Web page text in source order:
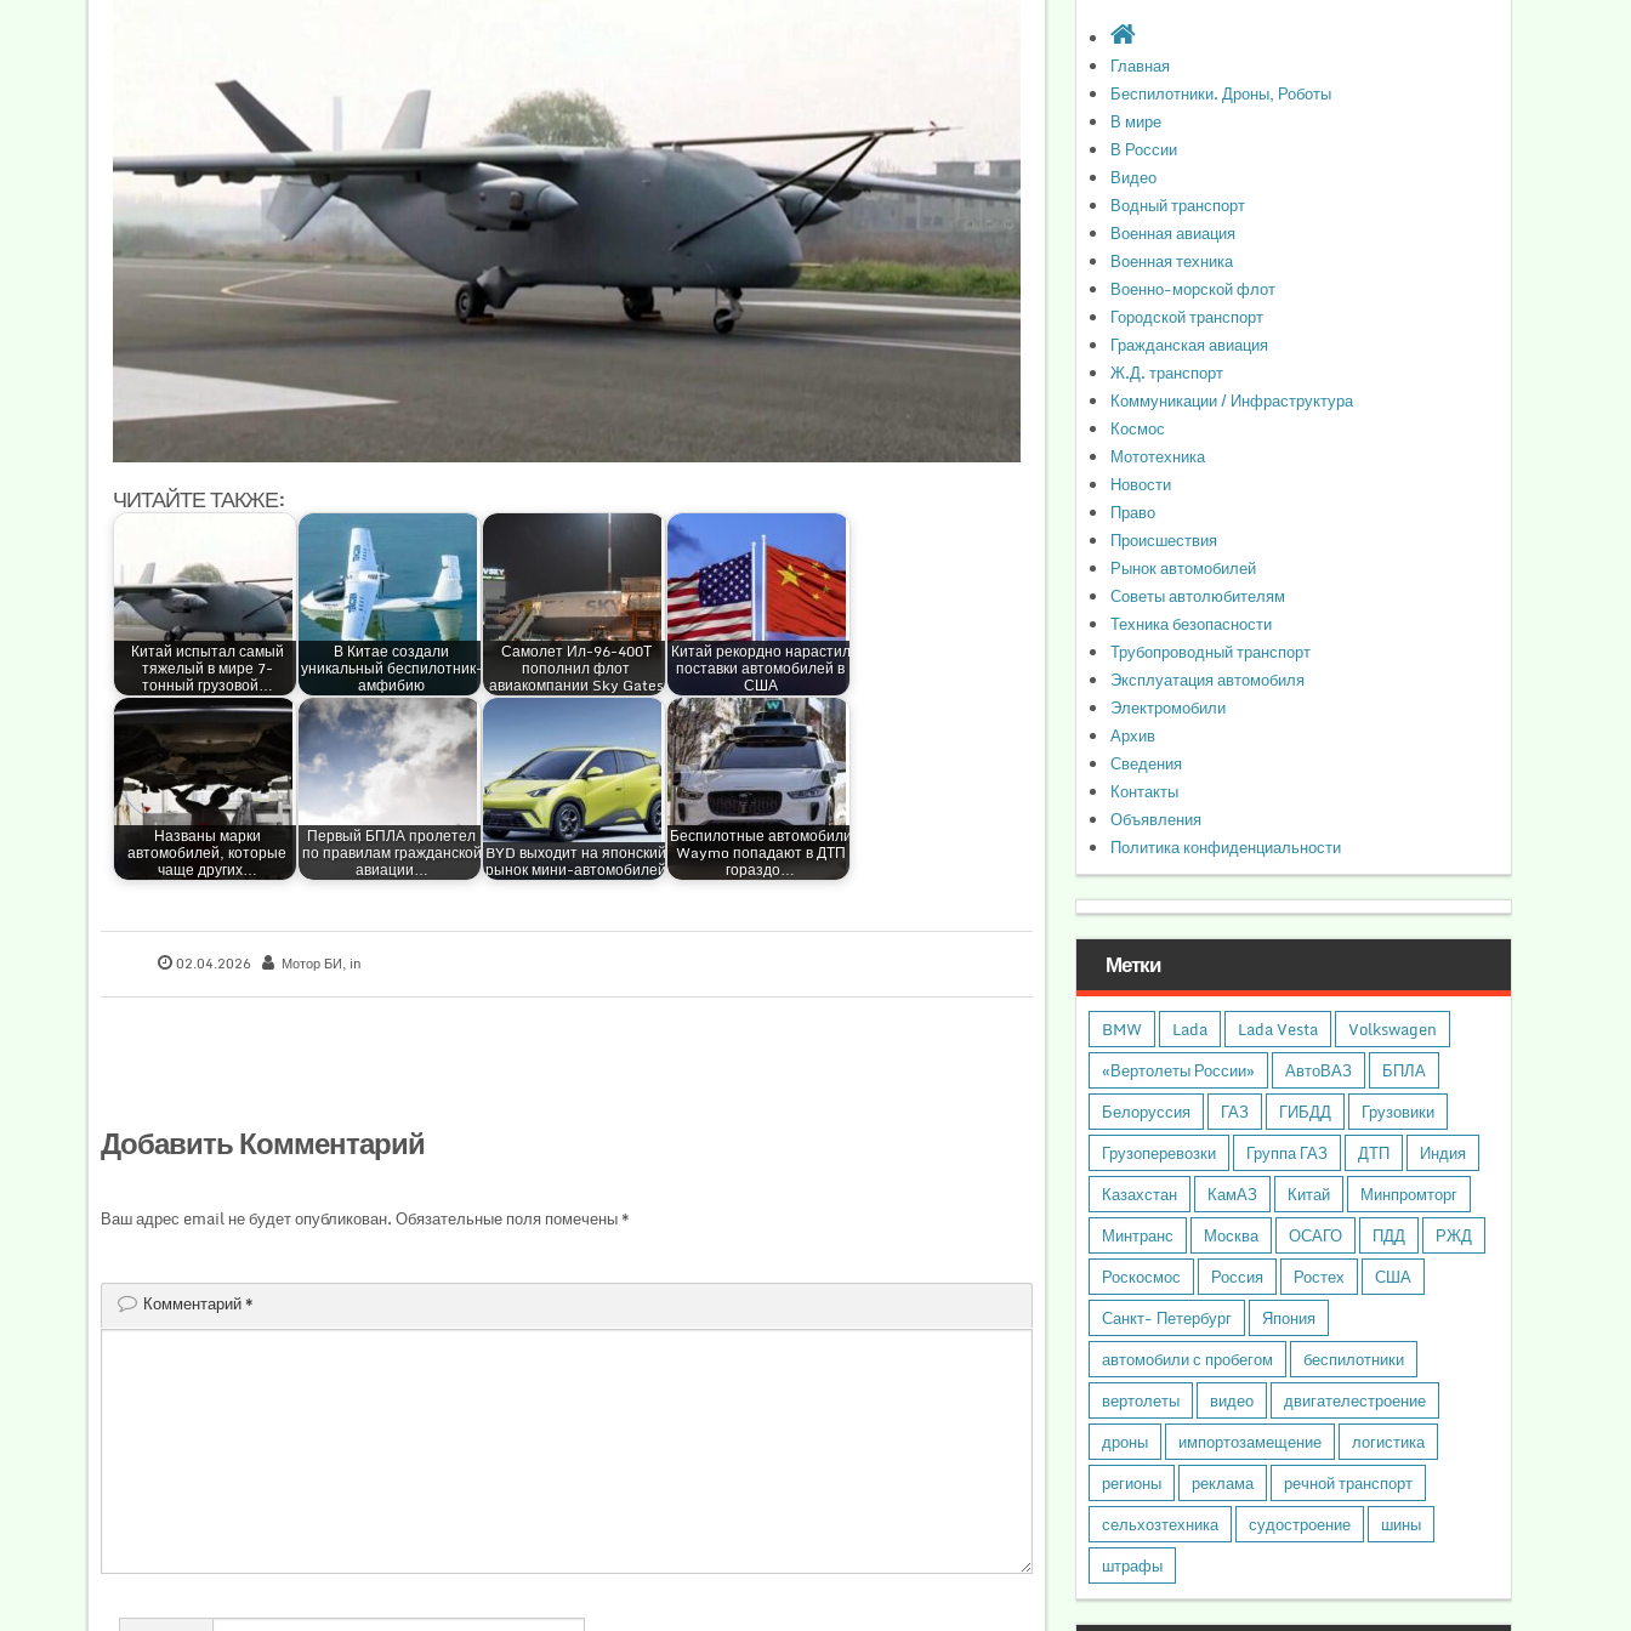
ЧИТАЙТЕ ТАКЖЕ:
Китай испытал самый
тяжелый в мире 7-
тонный грузовой…
В Китае создали
уникальный беспилотник-
амфибию
Самолет Ил-96-400Т
пополнил флот
авиакомпании Sky Gates
Китай рекордно нарастил
поставки автомобилей в
США
Названы марки
автомобилей, которые
чаще других…
Первый БПЛА пролетел
по правилам гражданской
авиации…
BYD выходит на японский
рынок мини-автомобилей
Беспилотные автомобили
Waymo попадают в ДТП
гораздо…
02.04.2026 Мотор БИ, in
Добавить Комментарий
Ваш адрес email не будет опубликован.Обязательные поля помечены*
Комментарий*
Главная
Беспилотники. Дроны, Роботы
В мире
В России
Видео
Водный транспорт
Военная авиация
Военная техника
Военно-морской флот
Городской транспорт
Гражданская авиация
Ж.Д. транспорт
Коммуникации / Инфраструктура
Космос
Мототехника
Новости
Право
Происшествия
Рынок автомобилей
Советы автолюбителям
Техника безопасности
Трубопроводный транспорт
Эксплуатация автомобиля
Электромобили
Архив
Сведения
Контакты
Объявления
Политика конфиденциальности
Метки
BMW Lada Lada Vesta
Volkswagen
«Вертолеты России»
АвтоВАЗ
БПЛА
Белоруссия
ГАЗ ГИБДД
Грузовики
Грузоперевозки
Группа ГАЗ ДТП
Индия
Казахстан
КамАЗ Китай
Минпромторг
Минтранс
Москва ОСАГО ПДД
РЖД
Роскосмос
Россия Ростех
США
Санкт- Петербург
Япония
автомобили с пробегом
беспилотники
вертолеты
видео
двигателестроение
дроны
импортозамещение
логистика
регионы
реклама
речной транспорт
сельхозтехника
судостроение
шины
штрафы